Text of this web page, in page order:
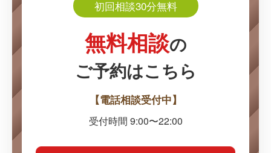
か？離婚が認められるケースを弁護士が
初回相談30分無料
無料相談の
ご予約はこちら
【電話相談受付中】
受付時間 9:00〜22:00